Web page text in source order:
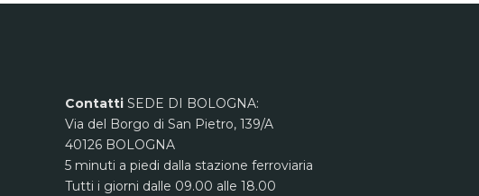
Contatti SEDE DI BOLOGNA:
Via del Borgo di San Pietro, 139/A
40126 BOLOGNA
5 minuti a piedi dalla stazione ferroviaria
Tutti i giorni dalle 09.00 alle 18.00